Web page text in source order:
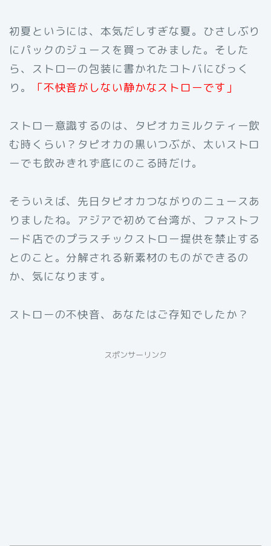
初夏というには、本気だしすぎな夏。ひさしぶり
にパックのジュースを買ってみました。そした
ら、ストローの包装に書かれたコトバにびっく
り。
「不快音がしない静かなストローです」
ストロー意識するのは、タピオカミルクティー飲
む時くらい？タピオカの黒いつぶが、太いストロ
ーでも飲みきれず底にのこる時だけ。
そういえば、先日タピオカつながりのニュースあ
りましたね。アジアで初めて台湾が、ファストフ
ード店でのプラスチックストロー提供を禁止する
とのこと。分解される新素材のものができるの
か、気になります。
ストローの不快音、あなたはご存知でしたか？
スポンサーリンク